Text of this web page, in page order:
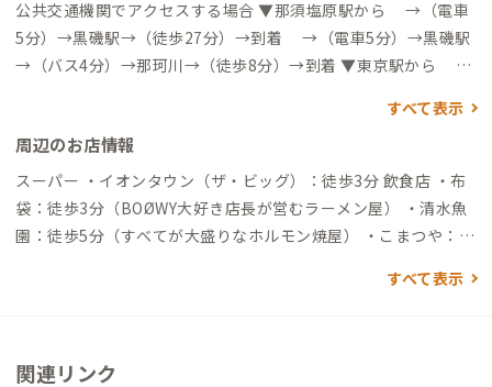
公共交通機関でアクセスする場合 ▼那須塩原駅から →（電車
5分）→黒磯駅→（徒歩27分）→到着 →（電車5分）→黒磯駅
→（バス4分）→那珂川→（徒歩8分）→到着 ▼東京駅から →
▼那須ICから →（一般道5分）→到着
すべて表示
周辺のお店情報
スーパー ・イオンタウン（ザ・ビッグ）：徒歩3分 飲食店 ・布
袋：徒歩3分（BOØWY大好き店長が営むラーメン屋） ・清水魚
園：徒歩5分（すべてが大盛りなホルモン焼屋） ・こまつや：徒
meal：徒歩13分（すべてがオシャレでおいしいカフェレストラ
・ダイソー（100円ショップ）：徒歩3分 ※イオンタウン内 ・
すべて表示
関連リンク